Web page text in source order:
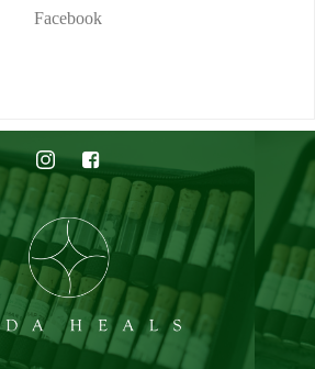
Facebook